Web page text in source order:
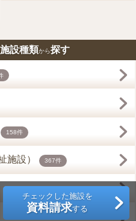
チェックした施設を
資料請求する
施設種類から探す
158件
施設） 367件